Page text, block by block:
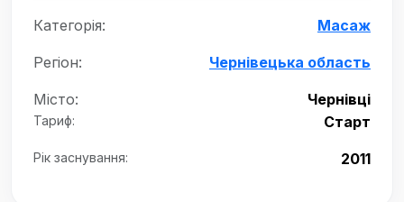
Категорія: Масаж
Регіон: Чернівецька область
Місто: Чернівці
Тариф: Старт
Рік заснування: 2011